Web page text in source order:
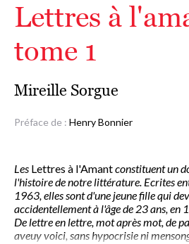
Lettres à
tome 1
Mireille Sorgue
Préface de : Henry Bonnier
Les Lettres à l'Amantconstituent un
l'histoire de notre littérature. Ecrites
1963, elles sont d'une jeune fille qui
accidentellement à l'âge de 23 ans, en
De lettre en lettre, mot après mot, de
aveuy voici, sans hypocrisie ni